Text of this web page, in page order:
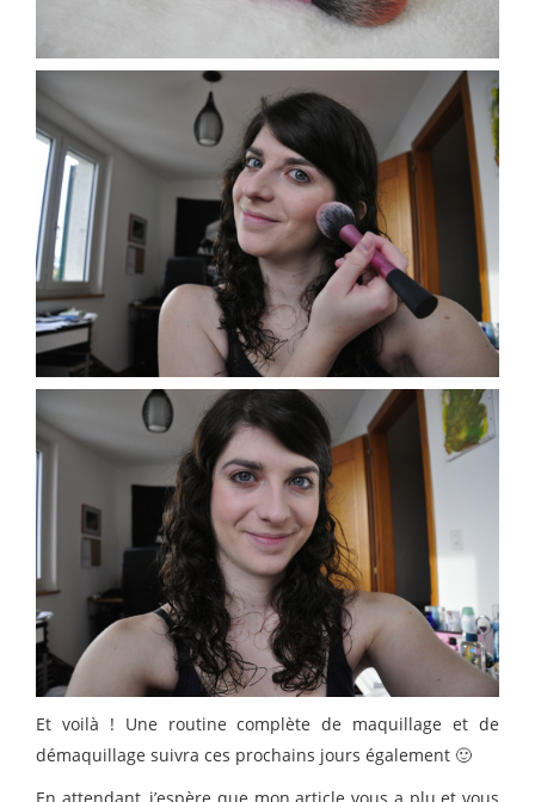
Et voilà ! Une routine complète de maquillage et de
démaquillage suivra ces prochains jours également 🙂